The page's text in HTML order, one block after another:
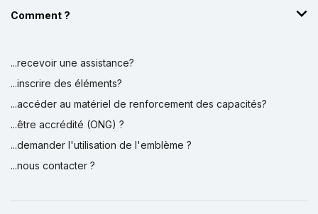
Comment ?
...recevoir une assistance?
...inscrire des éléments?
...accéder au matériel de renforcement des capacités?
...être accrédité (ONG) ?
...demander l'utilisation de l'emblème ?
...nous contacter ?